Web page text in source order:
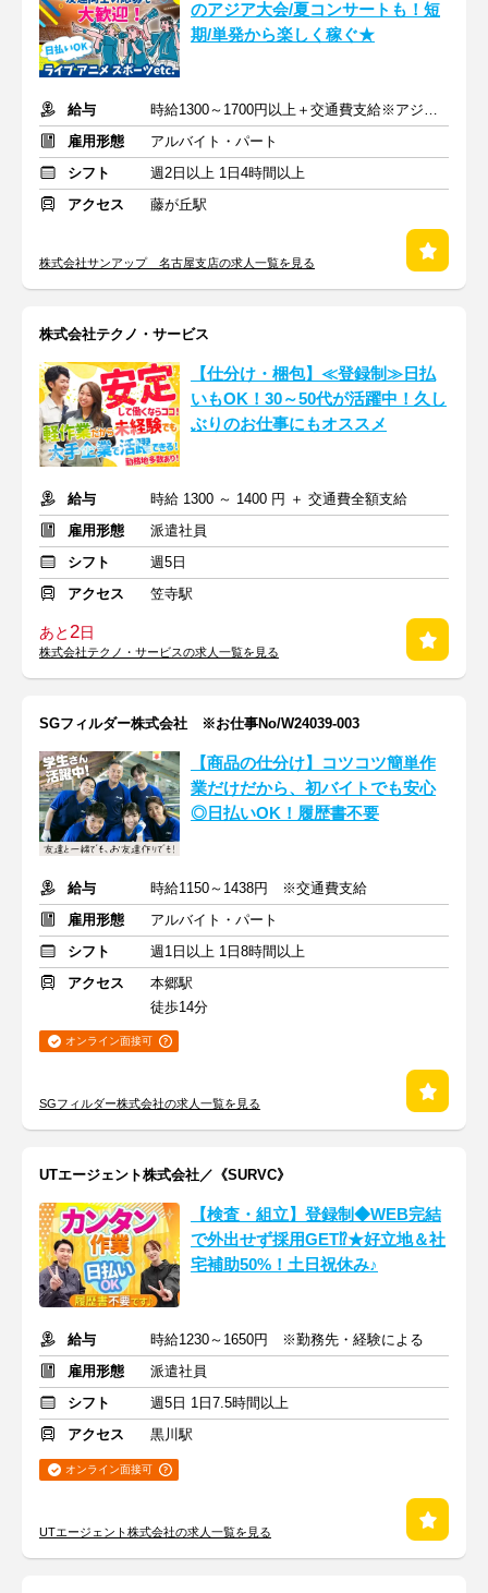
のアジア大会/夏コンサートも！短
期/単発から楽しく稼ぐ★
給与
時給1300～1700円以上＋交通費支給※アジア大会手当もあり
雇用形態
アルバイト・パート
シフト
週2日以上 1日4時間以上
アクセス
藤が丘駅
株式会社サンアップ 名古屋支店の求人一覧を見る
株式会社テクノ・サービス
【仕分け・梱包】≪登録制≫日払
いもOK！30～50代が活躍中！久し
ぶりのお仕事にもオススメ
給与
時給 1300 ～ 1400 円 ＋ 交通費全額支給
雇用形態
派遣社員
シフト
週5日
アクセス
笠寺駅
あと2日
株式会社テクノ・サービスの求人一覧を見る
SGフィルダー株式会社 ※お仕事No/W24039-003
【商品の仕分け】コツコツ簡単作
業だけだから、初バイトでも安心
◎日払いOK！履歴書不要
給与
時給1150～1438円 ※交通費支給
雇用形態
アルバイト・パート
シフト
週1日以上 1日8時間以上
アクセス
本郷駅
徒歩14分
オンライン面接可
SGフィルダー株式会社の求人一覧を見る
UTエージェント株式会社／《SURVC》
【検査・組立】登録制◆WEB完結
で外出せず採用GET⁉★好立地＆社
宅補助50%！土日祝休み♪
給与
時給1230～1650円 ※勤務先・経験による
雇用形態
派遣社員
シフト
週5日 1日7.5時間以上
アクセス
黒川駅
オンライン面接可
UTエージェント株式会社の求人一覧を見る